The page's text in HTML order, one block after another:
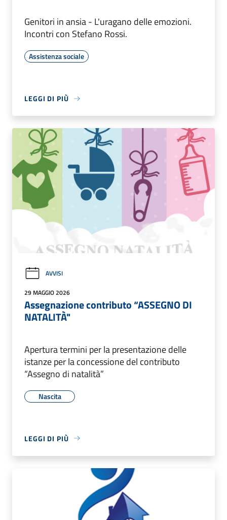
Genitori in ansia - L'uragano delle emozioni.
Incontri con Stefano Rossi.
Assistenza sociale
LEGGI DI PIÙ
AVVISI
29 MAGGIO 2026
Assegnazione contributo “ASSEGNO DI
NATALITÀ"
Apertura termini per la presentazione delle
istanze per la concessione del contributo
“Assegno di natalità”
Nascita
LEGGI DI PIÙ